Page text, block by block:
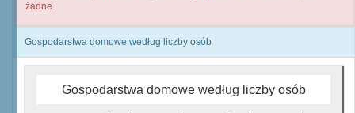
żadne.
Gospodarstwa domowe według liczby osób
Gospodarstwa domowe według liczby osób